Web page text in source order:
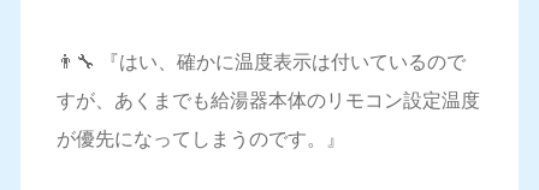
👨‍🔧 『はい、確かに温度表示は付いているので
すが、あくまでも給湯器本体のリモコン設定温度
が優先になってしまうのです。』